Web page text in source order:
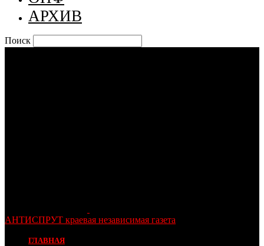
АРХИВ
Поиск
АНТИСПРУТ краевая независимая газета
ГЛАВНАЯ